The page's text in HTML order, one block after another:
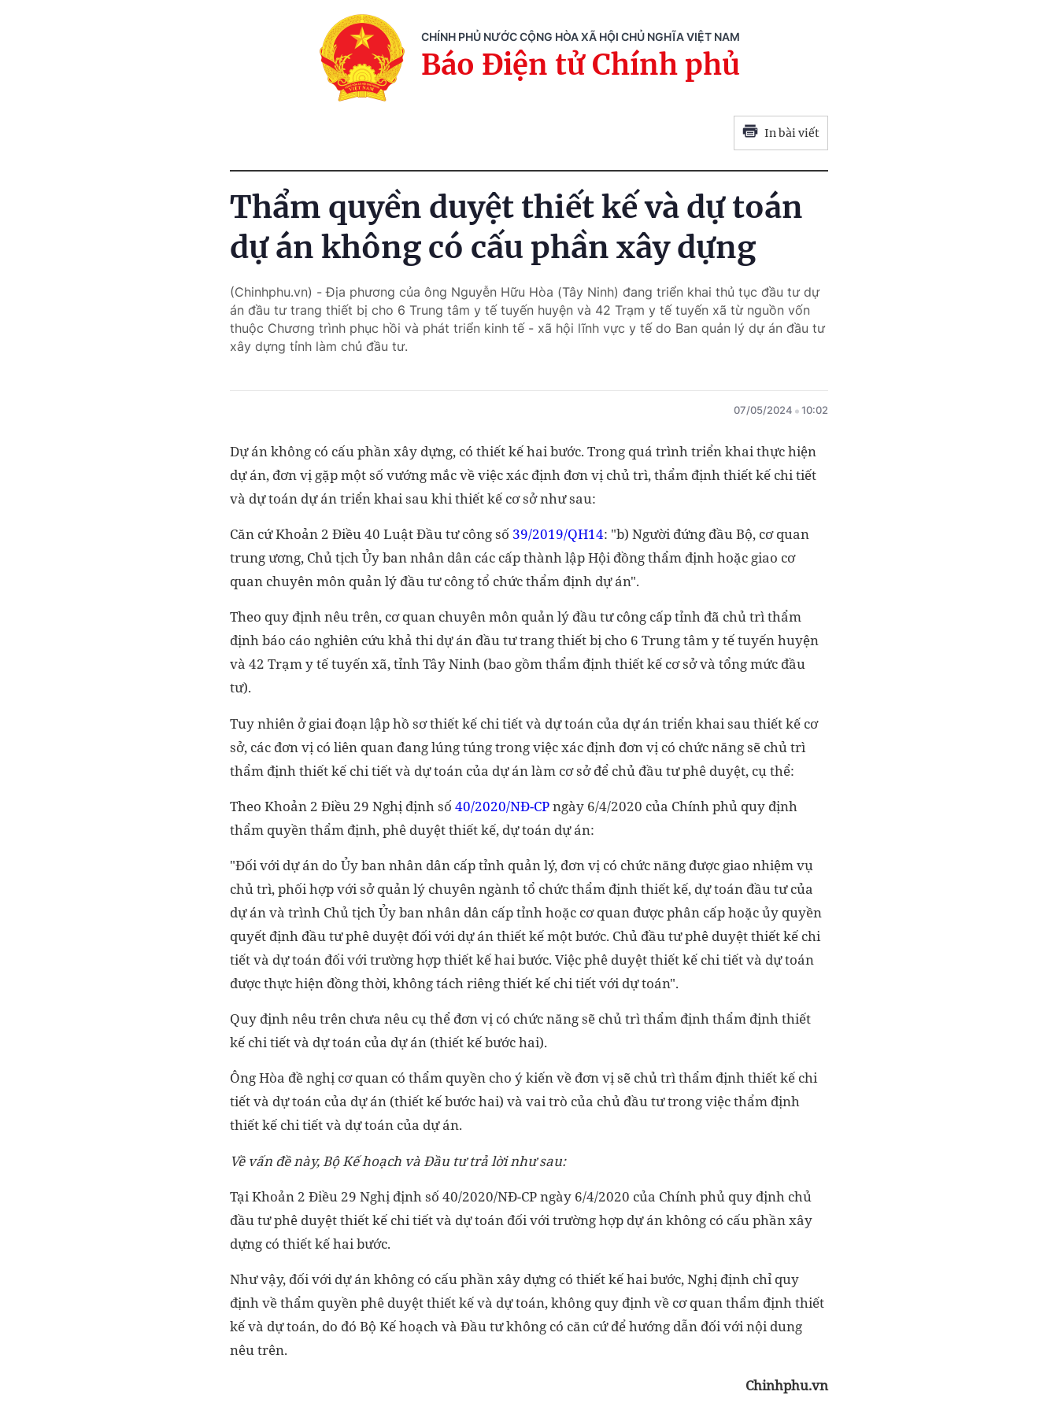
CHÍNH PHỦ NƯỚC CỘNG HÒA XÃ HỘI CHỦ NGHĨA VIỆT NAM
Báo Điện tử Chính phủ
In bài viết
Thẩm quyền duyệt thiết kế và dự toán
dự án không có cấu phần xây dựng
(Chinhphu.vn) - Địa phương của ông Nguyễn Hữu Hòa (Tây Ninh) đang triển khai thủ tục đầu tư dự
án đầu tư trang thiết bị cho 6 Trung tâm y tế tuyến huyện và 42 Trạm y tế tuyến xã từ nguồn vốn
thuộc Chương trình phục hồi và phát triển kinh tế - xã hội lĩnh vực y tế do Ban quản lý dự án đầu tư
xây dựng tỉnh làm chủ đầu tư.
07/05/2024 10:02
Dự án không có cấu phần xây dựng, có thiết kế hai bước. Trong quá trình triển khai thực hiện
dự án, đơn vị gặp một số vướng mắc về việc xác định đơn vị chủ trì, thẩm định thiết kế chi tiết
và dự toán dự án triển khai sau khi thiết kế cơ sở như sau:
Căn cứ Khoản 2 Điều 40 Luật Đầu tư công số 39/2019/QH14: "b) Người đứng đầu Bộ, cơ quan
trung ương, Chủ tịch Ủy ban nhân dân các cấp thành lập Hội đồng thẩm định hoặc giao cơ
quan chuyên môn quản lý đầu tư công tổ chức thẩm định dự án".
Theo quy định nêu trên, cơ quan chuyên môn quản lý đầu tư công cấp tỉnh đã chủ trì thẩm
định báo cáo nghiên cứu khả thi dự án đầu tư trang thiết bị cho 6 Trung tâm y tế tuyến huyện
và 42 Trạm y tế tuyến xã, tỉnh Tây Ninh (bao gồm thẩm định thiết kế cơ sở và tổng mức đầu
tư).
Tuy nhiên ở giai đoạn lập hồ sơ thiết kế chi tiết và dự toán của dự án triển khai sau thiết kế cơ
sở, các đơn vị có liên quan đang lúng túng trong việc xác định đơn vị có chức năng sẽ chủ trì
thẩm định thiết kế chi tiết và dự toán của dự án làm cơ sở để chủ đầu tư phê duyệt, cụ thể:
Theo Khoản 2 Điều 29 Nghị định số40/2020/NĐ-CPngày 6/4/2020 của Chính phủ quy định
thẩm quyền thẩm định, phê duyệt thiết kế, dự toán dự án:
"Đối với dự án do Ủy ban nhân dân cấp tỉnh quản lý, đơn vị có chức năng được giao nhiệm vụ
chủ trì, phối hợp với sở quản lý chuyên ngành tổ chức thẩm định thiết kế, dự toán đầu tư của
dự án và trình Chủ tịch Ủy ban nhân dân cấp tỉnh hoặc cơ quan được phân cấp hoặc ủy quyền
quyết định đầu tư phê duyệt đối với dự án thiết kế một bước. Chủ đầu tư phê duyệt thiết kế chi
tiết và dự toán đối với trường hợp thiết kế hai bước. Việc phê duyệt thiết kế chi tiết và dự toán
được thực hiện đồng thời, không tách riêng thiết kế chi tiết với dự toán".
Quy định nêu trên chưa nêu cụ thể đơn vị có chức năng sẽ chủ trì thẩm định thẩm định thiết
kế chi tiết và dự toán của dự án (thiết kế bước hai).
Ông Hòa đề nghị cơ quan có thẩm quyền cho ý kiến về đơn vị sẽ chủ trì thẩm định thiết kế chi
tiết và dự toán của dự án (thiết kế bước hai) và vai trò của chủ đầu tư trong việc thẩm định
thiết kế chi tiết và dự toán của dự án.
Về vấn đề này, Bộ Kế hoạch và Đầu tư trả lời như sau:
Tại Khoản 2 Điều 29 Nghị định số 40/2020/NĐ-CP ngày 6/4/2020 của Chính phủ quy định chủ
đầu tư phê duyệt thiết kế chi tiết và dự toán đối với trường hợp dự án không có cấu phần xây
dựng có thiết kế hai bước.
Như vậy, đối với dự án không có cấu phần xây dựng có thiết kế hai bước, Nghị định chỉ quy
định về thẩm quyền phê duyệt thiết kế và dự toán, không quy định về cơ quan thẩm định thiết
kế và dự toán, do đó Bộ Kế hoạch và Đầu tư không có căn cứ để hướng dẫn đối với nội dung
nêu trên.
Chinhphu.vn